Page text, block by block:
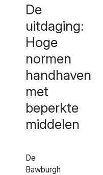
De
uitdaging:
Hoge
normen
handhaven
met
beperkte
middelen
De
Bawburgh